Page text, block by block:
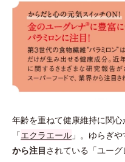
年齢を重ねて健康維持に関
「エクラエール 」。ゆらぎ
から注目されている「ユーグ